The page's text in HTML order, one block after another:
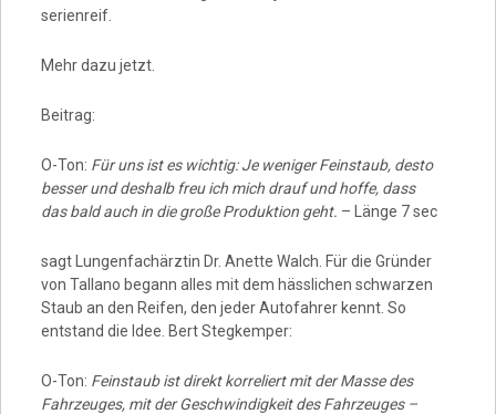
serienreif.
Mehr dazu jetzt.
Beitrag:
O-Ton: Für uns ist es wichtig: Je weniger Feinstaub, desto
besser und deshalb freu ich mich drauf und hoffe, dass
das bald auch in die große Produktion geht. – Länge 7 sec
sagt Lungenfachärztin Dr. Anette Walch. Für die Gründer
von Tallano begann alles mit dem hässlichen schwarzen
Staub an den Reifen, den jeder Autofahrer kennt. So
entstand die Idee. Bert Stegkemper:
O-Ton: Feinstaub ist direkt korreliert mit der Masse des
Fahrzeuges, mit der Geschwindigkeit des Fahrzeuges –